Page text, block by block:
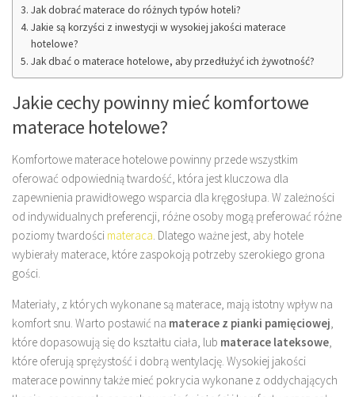
Jak dobrać materace do różnych typów hoteli?
Jakie są korzyści z inwestycji w wysokiej jakości materace
hotelowe?
Jak dbać o materace hotelowe, aby przedłużyć ich żywotność?
Jakie cechy powinny mieć komfortowe
materace hotelowe?
Komfortowe materace hotelowe powinny przede wszystkim
oferować odpowiednią twardość, która jest kluczowa dla
zapewnienia prawidłowego wsparcia dla kręgosłupa. W zależności
od indywidualnych preferencji, różne osoby mogą preferować różne
poziomy twardości materaca. Dlatego ważne jest, aby hotele
wybierały materace, które zaspokoją potrzeby szerokiego grona
gości.
Materiały, z których wykonane są materace, mają istotny wpływ na
komfort snu. Warto postawić na materace z pianki pamięciowej,
które dopasowują się do kształtu ciała, lub materace lateksowe,
które oferują sprężystość i dobrą wentylację. Wysokiej jakości
materace powinny także mieć pokrycia wykonane z oddychających